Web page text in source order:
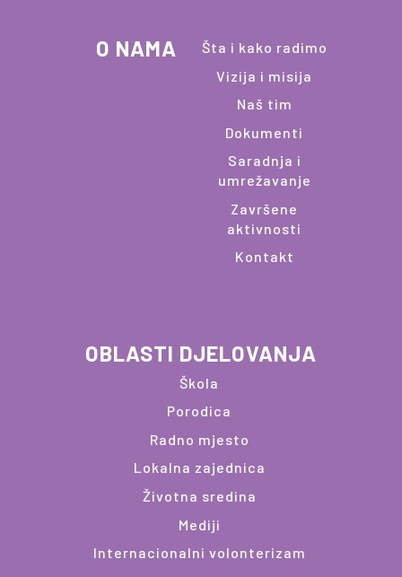
O NAMA
Šta i kako radimo
Vizija i misija
Naš tim
Dokumenti
Saradnja i
umrežavanje
Završene
aktivnosti
Kontakt
OBLASTI DJELOVANJA
Škola
Porodica
Radno mjesto
Lokalna zajednica
Životna sredina
Mediji
Internacionalni volonterizam